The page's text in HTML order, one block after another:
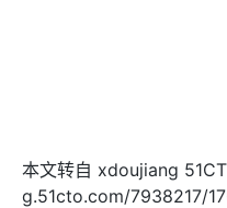
本文转自 xdoujiang
g.51cto.com/7938217/